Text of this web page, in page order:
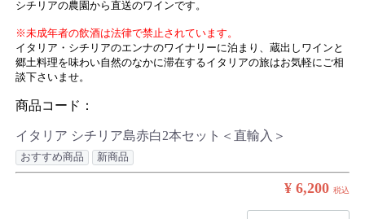
シチリアの農園から直送のワインです。
※未成年者の飲酒は法律で禁止されています。
イタリア・シチリアのエンナのワイナリーに泊まり、蔵出しワインと
郷土料理を味わい自然のなかに滞在するイタリアの旅はお気軽にご相
談下さいませ。
商品コード：
イタリア シチリア島赤白2本セット＜直輸入＞
おすすめ商品 新商品
¥ 6,200 税込